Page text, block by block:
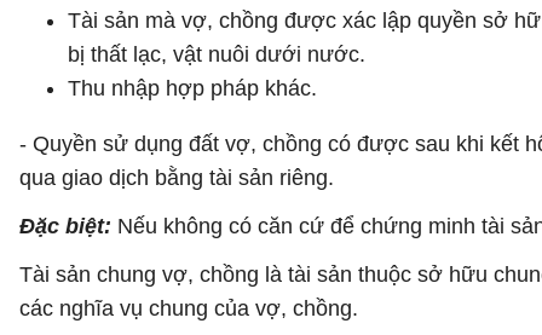
Tài sản mà vợ, chồng được xác lập quyền sở
bị thất lạc, vật nuôi dưới nước.
Thu nhập hợp pháp khác.
- Quyền sử dụng đất vợ, chồng có được sau khi kết
qua giao dịch bằng tài sản riêng.
Đặc biệt: Nếu không có căn cứ để chứng minh tài
Tài sản chung vợ, chồng là tài sản thuộc sở hữu
các nghĩa vụ chung của vợ, chồng.